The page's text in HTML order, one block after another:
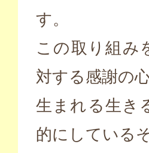
す。
この取り組み
対する感謝の
生まれる生き
的にしている